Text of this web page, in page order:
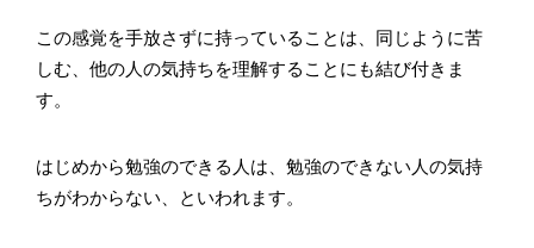
この感覚を手放さずに持っていることは、同じように苦
しむ、他の人の気持ちを理解することにも結び付きま
す。
はじめから勉強のできる人は、勉強のできない人の気持
ちがわからない、といわれます。